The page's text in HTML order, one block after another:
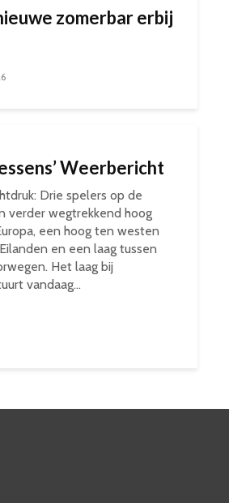
zomerbar erbij
Weerbericht
Drie spelers op de
verder wegtrekkend hoog
een hoog ten westen
en een laag tussen
Het laag bij
vandaag...